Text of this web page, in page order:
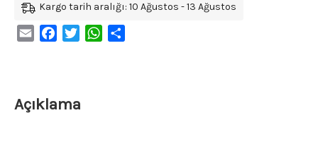
Kargo tarih aralığı: 10 Ağustos - 13 Ağustos
Email FacebookTwitterWhatsApp
Açıklama